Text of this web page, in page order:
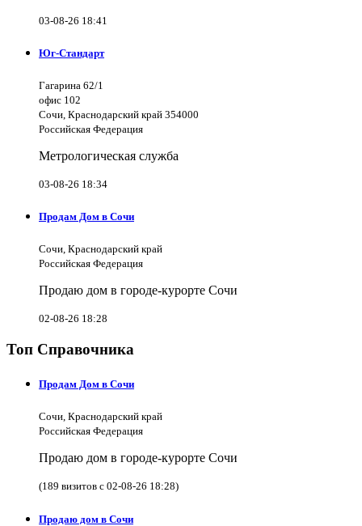
03-08-26 18:41
Юг-Стандарт
Гагарина 62/1
офис 102
Сочи, Краснодарский край 354000
Российская Федерация
Метрологическая служба
03-08-26 18:34
Продам Дом в Сочи
Сочи, Краснодарский край
Российская Федерация
Продаю дом в городе-курорте Сочи
02-08-26 18:28
Топ Справочника
Продам Дом в Сочи
Сочи, Краснодарский край
Российская Федерация
Продаю дом в городе-курорте Сочи
(189 визитов с 02-08-26 18:28)
Продаю дом в Сочи